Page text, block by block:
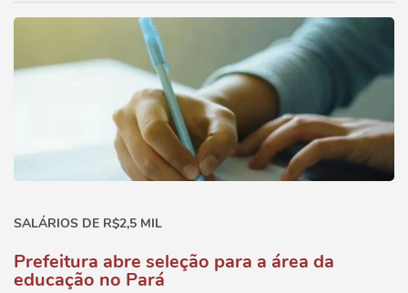
SALÁRIOS DE R$2,5 MIL
Prefeitura abre seleção para a área da
educação no Pará